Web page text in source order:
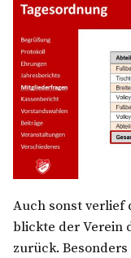
Auch sonst verlief
blickte der Verein
zurück.